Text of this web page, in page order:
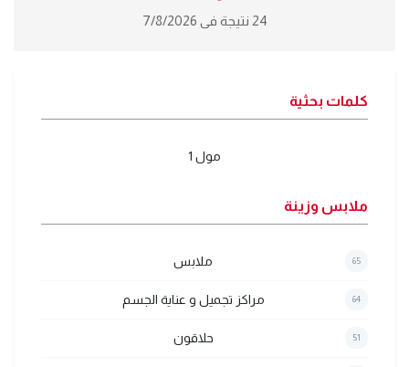
24 نتيجة فى 7/8/2026
كلمات بحثية
مول 1
ملابس وزينة
ملابس 65
مراكز تجميل و عناية الجسم 64
حلاقون 51